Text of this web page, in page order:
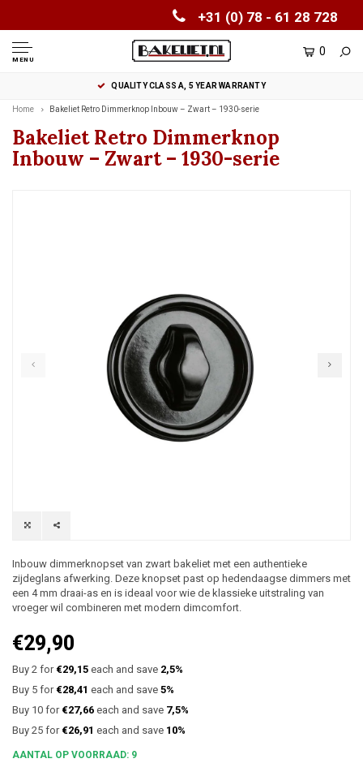
+31 (0) 78 - 61 28 728
MENU
0
QUALITY CLASS A, 5 YEAR WARRANTY
Home Bakeliet Retro Dimmerknop Inbouw – Zwart – 1930-serie
Bakeliet Retro Dimmerknop
Inbouw – Zwart – 1930-serie
Inbouw dimmerknopset van zwart bakeliet met een authentieke
zijdeglans afwerking. Deze knopset past op hedendaagse dimmers met
een 4 mm draai-as en is ideaal voor wie de klassieke uitstraling van
vroeger wil combineren met modern dimcomfort.
€29,90
Buy 2 for €29,15 each and save 2,5%
Buy 5 for €28,41 each and save 5%
Buy 10 for €27,66 each and save 7,5%
Buy 25 for €26,91 each and save 10%
AANTAL OP VOORRAAD: 9